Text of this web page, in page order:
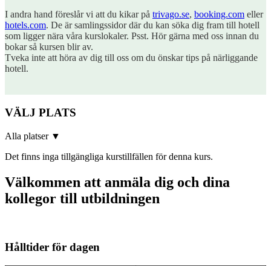
I andra hand föreslår vi att du kikar på trivago.se, booking.com eller
hotels.com. De är samlingssidor där du kan söka dig fram till hotell
som ligger nära våra kurslokaler. Psst. Hör gärna med oss innan du
bokar så kursen blir av.
Tveka inte att höra av dig till oss om du önskar tips på närliggande
hotell.
VÄLJ PLATS
Alla platser ▼
Det finns inga tillgängliga kurstillfällen för denna kurs.
Välkommen att anmäla dig och dina
kollegor till utbildningen
Hålltider för dagen